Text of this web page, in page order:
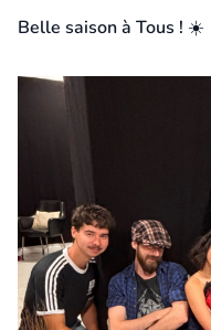
Belle saison à Tous ! ☀️